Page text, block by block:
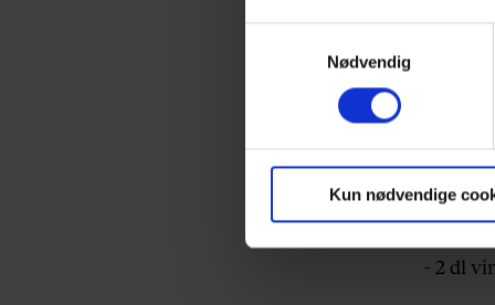
Dine valg anvendes på hele
Vi ønsker dit samtykke til
markedsføring, så vi kan
Nødvendig
Kun nødvendige
- rasp
- 2 dl